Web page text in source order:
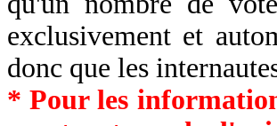
exclusivement et
donc que les
* Pour les